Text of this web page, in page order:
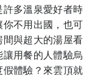
多溫泉愛好者時
不用出國，也可
與超大的湯屋看
用餐的人體驗烏
體驗？來雲頂就